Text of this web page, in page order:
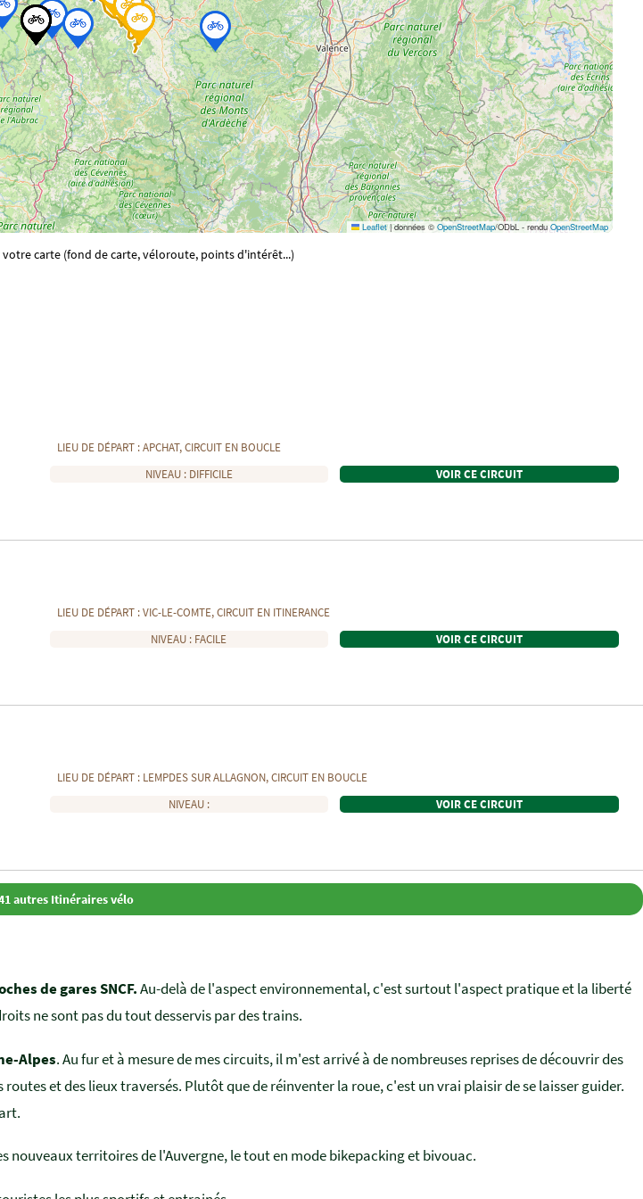
Leaflet |données ©OpenStreetMap/ODbL - renduOpenStreetMap
carte (fond de carte, véloroute, points d'intérêt...)
LIEU DE DÉPART :APCHAT, CIRCUIT EN BOUCLE
NIVEAU : DIFFICILE VOIR CE CIRCUIT
LIEU DE DÉPART :VIC-LE-COMTE, CIRCUIT EN ITINERANCE
NIVEAU : FACILE VOIR CE CIRCUIT
LIEU DE DÉPART : LEMPDES SUR ALLAGNON, CIRCUIT EN BOUCLE
NIVEAU :
VOIR CE CIRCUIT
autres Itinéraires vélo
de gares SNCF.Au-delà de l'aspect environnemental, c'est surtout l'aspect pratique et la liberté
ne sont pas du tout desservis par des trains.
Alpes. Au fur et à mesure de mes circuits, il m'est arrivé à de nombreuses reprises de découvrir des
et des lieux traversés. Plutôt que de réinventer la roue, c'est un vrai plaisir de se laisser guider.
nouveaux territoires de l'Auvergne, le tout en mode bikepacking et bivouac.